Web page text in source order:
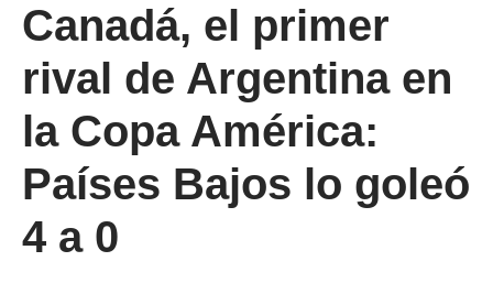
Canadá, el primer
rival de Argentina en
la Copa América:
Países Bajos lo goleó
4 a 0